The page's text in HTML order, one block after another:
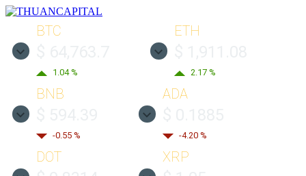
BTC
1.04 %
ETH
2.17 %
BNB
-0.55 %
ADA
-4.20 %
DOT XRP